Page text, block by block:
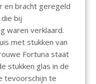
en bracht geregeld
bij
waren verklaard.
met stukken van
Fortuna staat
stukken glas in de
tevoorschijn te